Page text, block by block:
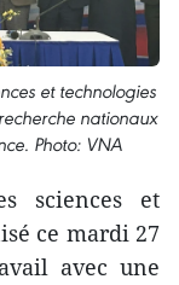
et technologies
nationaux
Photo: VNA
sciences et
ce mardi 27
avec une